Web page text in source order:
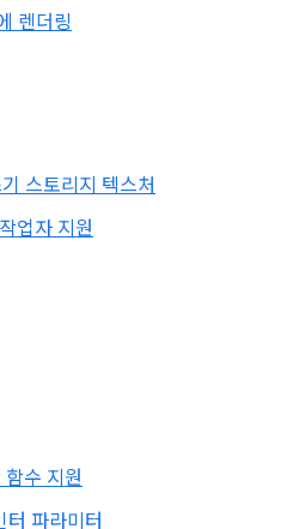
렌더링
스토리지 텍스처
업자 지원
수 지원
파라미터